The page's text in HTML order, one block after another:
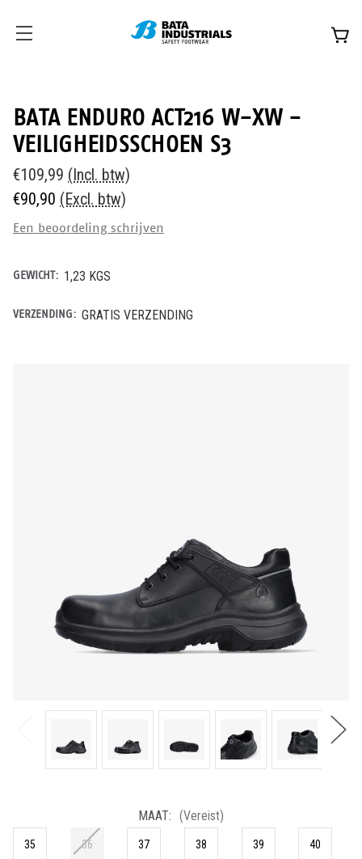
BATA ENDURO ACT216 W-XW -
VEILIGHEIDSSCHOEN S3
€109,99 (Incl. btw)
€90,90 (Excl. btw)
Een beoordeling schrijven
GEWICHT: 1,23 KGS
VERZENDING: GRATIS VERZENDING
MAAT: (Vereist)
35 36 37 38 39 40